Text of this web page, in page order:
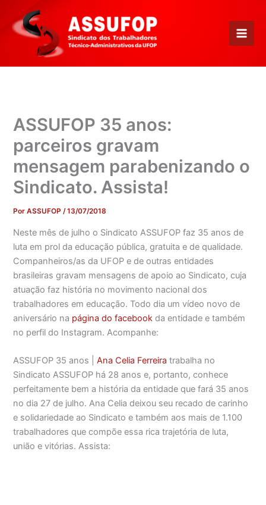
para
conteúdo
ASSUFOP 35 anos:
parceiros gravam
mensagem parabenizando o
Sindicato. Assista!
PorASSUFOP/13/07/2018
Neste mês de julho o Sindicato ASSUFOP faz 35 anos de
luta em prol da educação pública, gratuita e de qualidade.
Companheiros/as da UFOP e de outras entidades
brasileiras gravam mensagens de apoio ao Sindicato, cuja
atuação faz história no movimento nacional dos
trabalhadores em educação. Todo dia um vídeo novo de
aniversário na página do facebook da entidade e também
no perfil do Instagram. Acompanhe:
ASSUFOP 35 anos |Ana Celia Ferreira trabalha no
Sindicato ASSUFOP há 28 anos e, portanto, conhece
perfeitamente bem a história da entidade que fará 35 anos
no dia 27 de julho. Ana Celia deixou seu recado de carinho
e solidariedade ao Sindicato e também aos mais de 1.100
trabalhadores que compõe essa rica trajetória de luta,
união e vitórias. Assista: